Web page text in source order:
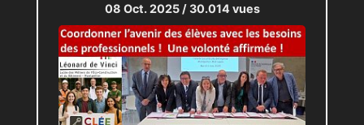
08 Oct. 2025 / 30.014 vues